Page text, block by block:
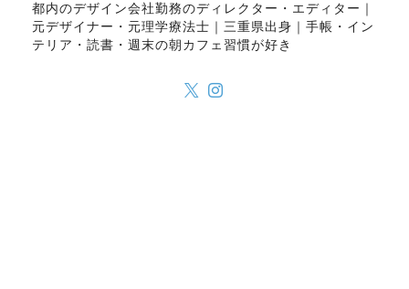
都内のデザイン会社勤務のディレクター・エディター｜
元デザイナー・元理学療法士｜三重県出身｜手帳・イン
テリア・読書・週末の朝カフェ習慣が好き